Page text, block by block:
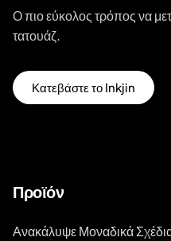
Ο πιο εύκολος τρόπος να
τατουάζ.
Κατεβάστε το Inkjin
Προϊόν
Ανακάλυψε Μοναδικά